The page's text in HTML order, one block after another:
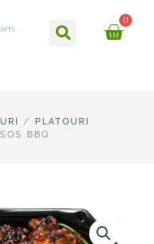
Caută
0
/ PLATOURI
BBQ